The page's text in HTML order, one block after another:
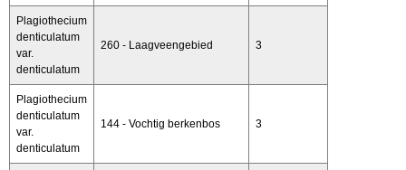
Plagiothecium
denticulatum
var.
denticulatum
260 - Laagveengebied 3
Plagiothecium
denticulatum
var.
denticulatum
144 - Vochtig berkenbos 3